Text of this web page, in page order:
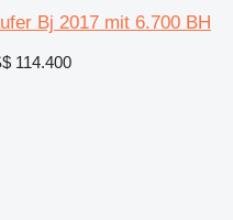
Bj 2017 mit 6.700 BH
114.400